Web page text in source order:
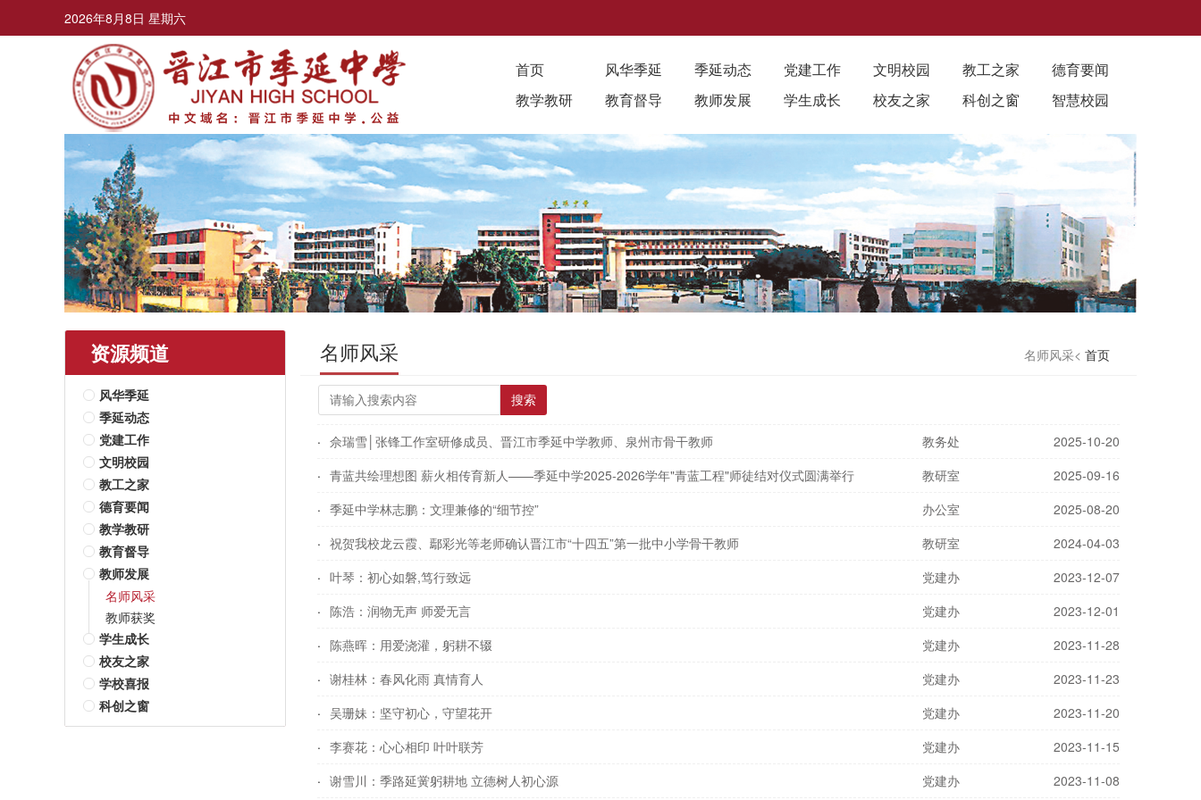
2026年8月8日 星期六
首页 风华季延 季延动态 党建工作 文明校园 教工之家
德育要闻
教学教研
教育督导 教师发展 学生成长 校友之家 科创之窗 智慧校园
资源频道
风华季延
季延动态
党建工作
文明校园
教工之家
德育要闻
教学教研
教育督导
教师发展
名师风采
教师获奖
学生成长
校友之家
学校喜报
科创之窗
名师风采 名师风采< 首页
搜索
佘瑞雪│张锋工作室研修成员、晋江市季延中学教师、泉州市骨干教师 教务处
2025-10-20
青蓝共绘理想图 薪火相传育新人——季延中学2025-2026学年"青蓝工程"师徒结对仪式圆满举行
教研室
2025-09-16
季延中学林志鹏：文理兼修的“细节控”
办公室
2025-08-20
祝贺我校龙云霞、鄢彩光等老师确认晋江市“十四五”第一批中小学骨干教师
教研室
2024-04-03
叶琴：初心如磐,笃行致远
党建办
2023-12-07
陈浩：润物无声 师爱无言
党建办
2023-12-01
陈燕晖：用爱浇灌，躬耕不辍
党建办
2023-11-28
谢桂林：春风化雨 真情育人
党建办
2023-11-23
吴珊妹：坚守初心，守望花开
党建办
2023-11-20
李赛花：心心相印 叶叶联芳
党建办
2023-11-15
谢雪川：季路延黉躬耕地 立德树人初心源
党建办 2023-11-08